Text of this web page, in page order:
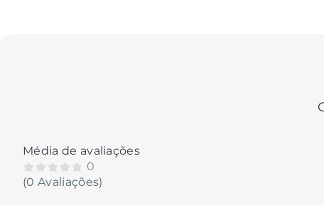
Média de avaliações
0
(0 Avaliações)